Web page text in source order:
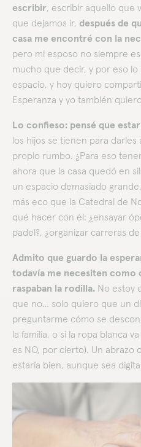
escribir, escribir aquello que
que dejamos ir, después de
casa me encontré con la
pero mi esposo no siempre
mucho que decir, y por eso lo
espacio, y hoy quiero
Esperanza y yo también
Lo confieso: pensé que
los hijos se tienen para
propio rumbo. ¿Para eso
ahora que la casa quedó en
un espacio demasiado
más eco que la Catedral de
qué hacer con él: ¿ensayar
padel?, ¿organizar carreras
Admito que guardo la
todavía me necesiten como
raspaban la rodilla. No estoy
que no… solo quiero que un
preguntarme cómo se
la familia, o si la ropa blanca
es NO, por cierto). Un abrazo
estaría bien, aunque sea